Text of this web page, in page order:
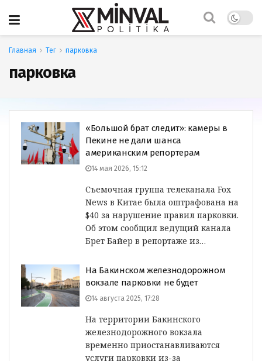
Главная Тег парковка
парковка
«Большой брат следит»: камеры в
Пекине не дали шанса
американским репортерам
14 мая 2026, 15:12
Съемочная группа телеканала Fox
News в Китае была оштрафована на
$40 за нарушение правил парковки.
Об этом сообщил ведущий канала
Брет Байер в репортаже из…
На Бакинском железнодорожном
вокзале парковки не будет
14 августа 2025, 17:28
На территории Бакинского
железнодорожного вокзала
временно приостанавливаются
услуги парковки из-за